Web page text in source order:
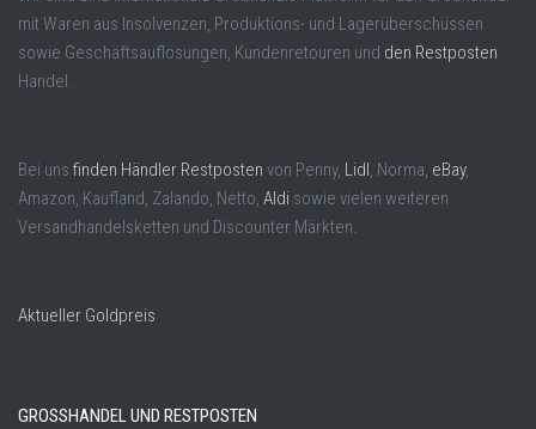
mit Waren aus Insolvenzen, Produktions- und Lagerüberschüssen
sowie Geschäftsauflösungen, Kundenretouren und den Restposten
Handel.
Bei uns finden Händler Restposten von Penny, Lidl , Norma, eBay,
Amazon, Kaufland, Zalando, Netto, Aldi sowie vielen weiteren
Versandhandelsketten und Discounter Märkten.
Aktueller Goldpreis
GROSSHANDEL UND RESTPOSTEN